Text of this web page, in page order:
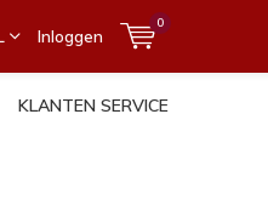
Inloggen
0
KLANTEN SERVICE